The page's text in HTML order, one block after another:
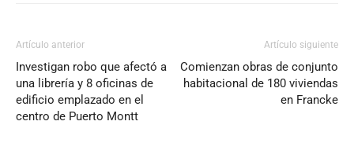
Artículo anterior
Investigan robo que afectó a
una librería y 8 oficinas de
edificio emplazado en el
centro de Puerto Montt
Artículo siguiente
Comienzan obras de conjunto
habitacional de 180 viviendas
en Francke